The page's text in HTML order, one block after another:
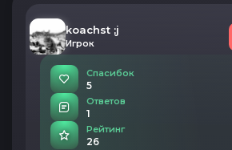
koachst ;j
Игрок
Спасибок
5
Ответов
1
Рейтинг
26